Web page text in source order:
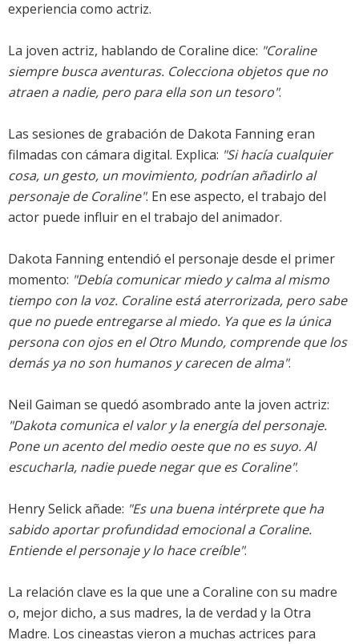
experiencia como actriz.
La joven actriz, hablando de Coraline dice: "Coraline
siempre busca aventuras. Colecciona objetos que no
atraen a nadie, pero para ella son un tesoro".
Las sesiones de grabación de Dakota Fanning eran
filmadas con cámara digital. Explica: "Si hacía cualquier
cosa, un gesto, un movimiento, podrían añadirlo al
personaje de Coraline". En ese aspecto, el trabajo del
actor puede influir en el trabajo del animador.
Dakota Fanning entendió el personaje desde el primer
momento: "Debía comunicar miedo y calma al mismo
tiempo con la voz. Coraline está aterrorizada, pero sabe
que no puede entregarse al miedo. Ya que es la única
persona con ojos en el Otro Mundo, comprende que los
demás ya no son humanos y carecen de alma".
Neil Gaiman se quedó asombrado ante la joven actriz:
"Dakota comunica el valor y la energía del personaje.
Pone un acento del medio oeste que no es suyo. Al
escucharla, nadie puede negar que es Coraline".
Henry Selick añade: "Es una buena intérprete que ha
sabido aportar profundidad emocional a Coraline.
Entiende el personaje y lo hace creíble".
La relación clave es la que une a Coraline con su madre
o, mejor dicho, a sus madres, la de verdad y la Otra
Madre. Los cineastas vieron a muchas actrices para